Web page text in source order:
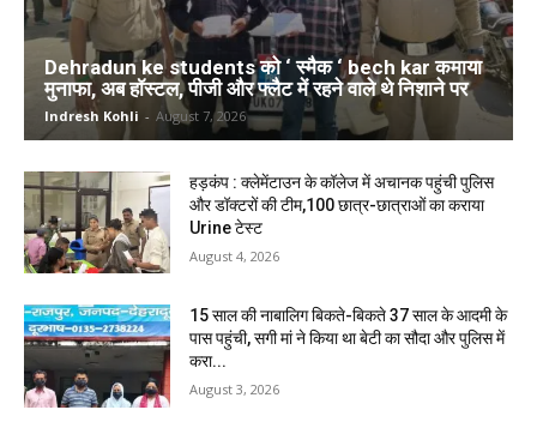
Dehradun ke students को ‘ स्मैक ‘ bech kar कमाया
मुनाफा, अब हॉस्टल, पीजी और फ्लैट में रहने वाले थे निशाने पर
Indresh Kohli - August 7, 2026
हड़कंप : क्लेमेंटाउन के कॉलेज में अचानक पहुंची पुलिस
और डॉक्टरों की टीम,100 छात्र-छात्राओं का कराया
Urine टेस्ट
August 4, 2026
15 साल की नाबालिग बिकते-बिकते 37 साल के आदमी के
पास पहुंची, सगी मां ने किया था बेटी का सौदा और पुलिस में
करा...
August 3, 2026